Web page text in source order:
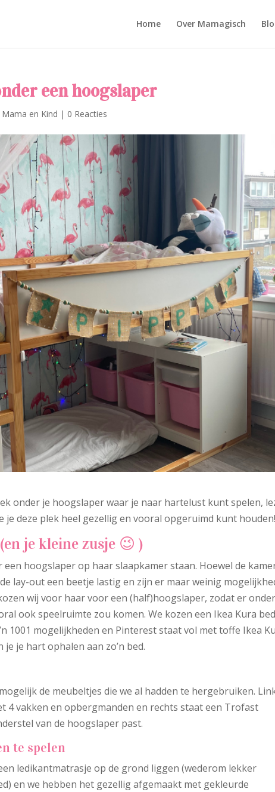
Home Over Mamagisch
een hoogslaper
Mama en Kind | 0 Reacties
onder je hoogslaper waar je naar hartelust kunt spelen,
deze plek heel gezellig en vooral opgeruimd kunt
je kleine zusje 😉 )
hoogslaper op haar slaapkamer staan. Hoewel de
lay-out een beetje lastig en zijn er maar weinig
wij voor haar voor een (half)hoogslaper, zodat er
ook speelruimte zou komen. We kozen een Ikea Kura
1001 mogelijkheden en Pinterest staat vol met toffe Ikea
je je hart ophalen aan zo’n bed.
de meubeltjes die we al hadden te hergebruiken.
4 vakken en opbergmanden en rechts staat een Trofast
van de hoogslaper past.
te spelen
ledikantmatrasje op de grond liggen (wederom lekker
en we hebben het gezellig afgemaakt met gekleurde